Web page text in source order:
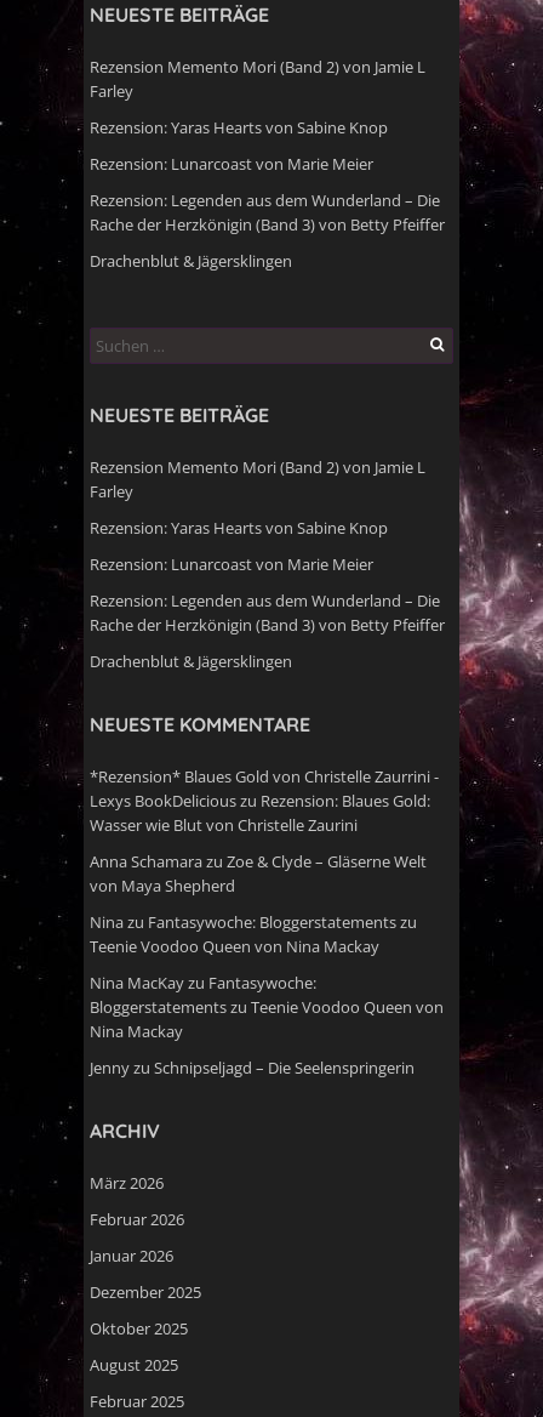
NEUESTE BEITRÄGE
Rezension Memento Mori (Band 2) von Jamie L
Farley
Rezension: Yaras Hearts von Sabine Knop
Rezension: Lunarcoast von Marie Meier
Rezension: Legenden aus dem Wunderland – Die
Rache der Herzkönigin (Band 3) von Betty Pfeiffer
Drachenblut & Jägersklingen
Suchen
nach:
NEUESTE BEITRÄGE
Rezension Memento Mori (Band 2) von Jamie L
Farley
Rezension: Yaras Hearts von Sabine Knop
Rezension: Lunarcoast von Marie Meier
Rezension: Legenden aus dem Wunderland – Die
Rache der Herzkönigin (Band 3) von Betty Pfeiffer
Drachenblut & Jägersklingen
NEUESTE KOMMENTARE
*Rezension* Blaues Gold von Christelle Zaurrini -
Lexys BookDeliciouszu Rezension: Blaues Gold:
Wasser wie Blut von Christelle Zaurini
Anna Schamarazu Zoe & Clyde – Gläserne Welt
von Maya Shepherd
Ninazu Fantasywoche: Bloggerstatements zu
Teenie Voodoo Queen von Nina Mackay
Nina MacKayzu Fantasywoche:
Bloggerstatements zu Teenie Voodoo Queen von
Nina Mackay
Jennyzu Schnipseljagd – Die Seelenspringerin
ARCHIV
März 2026
Februar 2026
Januar 2026
Dezember 2025
Oktober 2025
August 2025
Februar 2025